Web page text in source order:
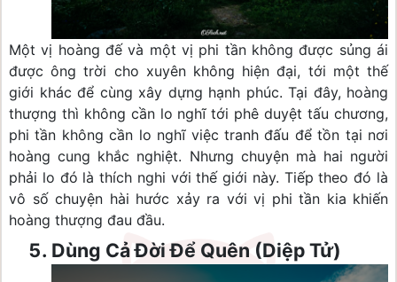
Một vị hoàng đế và một vị phi tần không được sủng ái
được ông trời cho xuyên không hiện đại, tới một thế
giới khác để cùng xây dựng hạnh phúc. Tại đây, hoàng
thượng thì không cần lo nghĩ tới phê duyệt tấu chương,
phi tần không cần lo nghĩ việc tranh đấu để tồn tại nơi
hoàng cung khắc nghiệt. Nhưng chuyện mà hai người
phải lo đó là thích nghi với thế giới này. Tiếp theo đó là
vô số chuyện hài hước xảy ra với vị phi tần kia khiến
hoàng thượng đau đầu.
Dùng Cả Đời Để Quên (Diệp Tử)